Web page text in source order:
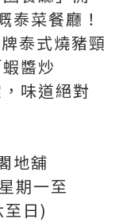
泰菜餐廳！
泰式燒豬頸
醬炒
味道絕對
地舖
期一至
日)